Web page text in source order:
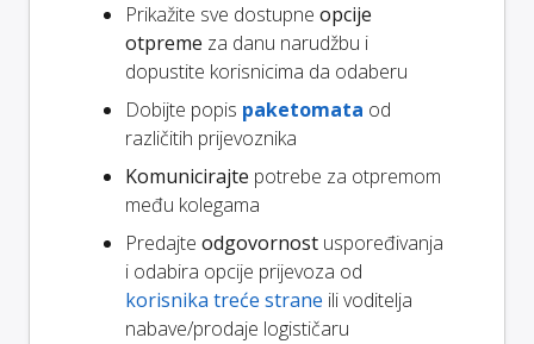
Prikažite sve dostupne opcije
otpreme za danu narudžbu i
dopustite korisnicima da odaberu
Dobijte popis paketomata od
različitih prijevoznika
Komunicirajte potrebe za otpremom
među kolegama
Predajte odgovornost uspoređivanja
i odabira opcije prijevoza od
korisnika treće strane ili voditelja
nabave/prodaje logističaru